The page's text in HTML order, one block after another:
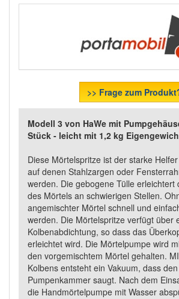
>> Frage zum
Modell 3 von HaWe mit
Stück - leicht mit 1,2 kg
Diese Mörtelspritze ist der starke
auf denen Stahlzargen oder
werden. Die gebogene Tülle erleichtert
des Mörtels an schwierigen Stellen.
angemischter Mörtel schnell und
werden. Die Mörtelspritze verfügt über
Kolbenabdichtung, so dass das
erleichtet wird. Die Mörtelpumpe wird
den vorgemischtem Mörtel gehalten.
Kolbens entsteht ein Vakuum, dass
Pumpenkammer saugt. Nach dem
die Handmörtelpumpe mit Wasser